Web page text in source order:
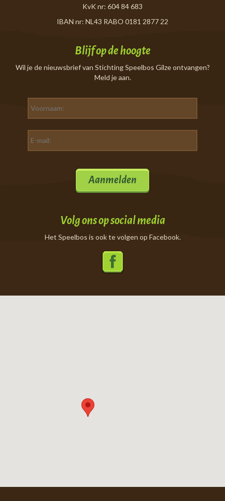
KvK nr: 604 84 683
IBAN nr: NL43 RABO 0181 2877 22
Blijf op de hoogte
Wil je de nieuwsbrief van Stichting Speelbos Gilze ontvangen?
Meld je aan.
Aanmelden
Volg ons op social media
Het Speelbos is ook te volgen op Facebook.